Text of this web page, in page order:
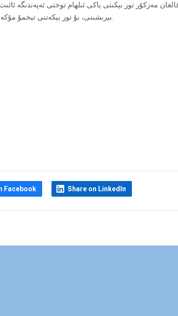
مەزكۇر تور بېكىتى ياكى ئىلھام توختى ئەپەندىگە
بېرىشىنى، بۇ تور بېكەتنى تېخمۇ مۇكەمەملەشتۈرۈش ئۈچۈن ياردەم بولۇشىڭلارنى سەمىمىي ئۈمىت قىلىدۇ.
Facebook Share on LinkedIn